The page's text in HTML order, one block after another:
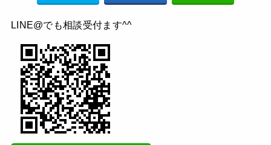
LINE@でも相談受付ます^^